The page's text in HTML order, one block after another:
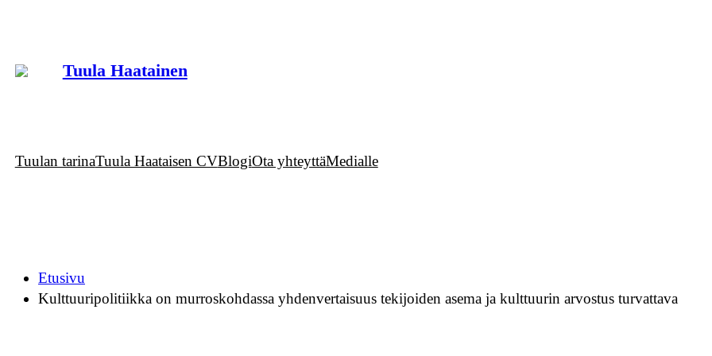
Tuula Haatainen
Tuulan tarinaTuula Haataisen CVBlogiOta yhteyttäMedialle
Etusivu
Kulttuuripolitiikka on murroskohdassa yhdenvertaisuus tekijoiden asema ja kulttuurin arvostus turvattava